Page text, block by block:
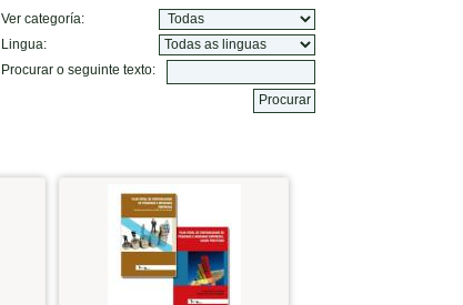
Ver categoría:
Lingua:
Procurar o seguinte texto: